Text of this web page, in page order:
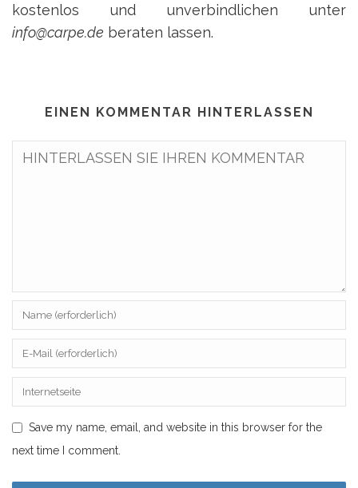
kostenlos und unverbindlichen unter
info@carpe.de beraten lassen.
EINEN KOMMENTAR HINTERLASSEN
Save my name, email, and website in this browser for the
next time I comment.